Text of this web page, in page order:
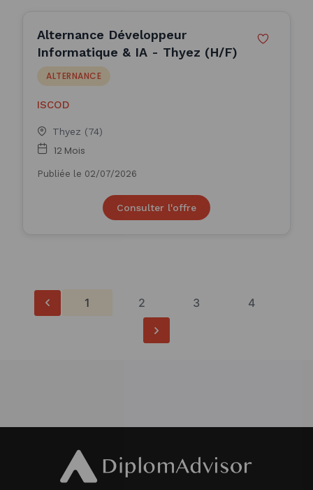
Alternance Développeur
Informatique & IA - Thyez (H/F)
ALTERNANCE
ISCOD
Thyez (74)
12 Mois
Publiée le 02/07/2026
Consulter l'offre
1 2 3 4